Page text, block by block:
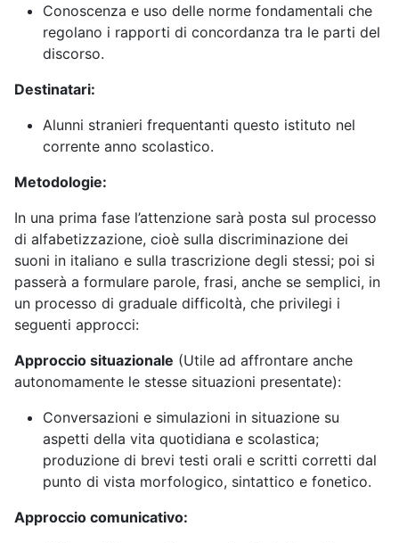
Conoscenza e uso delle norme fondamentali che
regolano i rapporti di concordanza tra le parti del
discorso.
Destinatari:
Alunni stranieri frequentanti questo istituto nel
corrente anno scolastico.
Metodologie:
In una prima fase l’attenzione sarà posta sul processo
di alfabetizzazione, cioè sulla discriminazione dei
suoni in italiano e sulla trascrizione degli stessi; poi si
passerà a formulare parole, frasi, anche se semplici, in
un processo di graduale difficoltà, che privilegi i
seguenti approcci:
Approccio situazionale (Utile ad affrontare anche
autonomamente le stesse situazioni presentate):
Conversazioni e simulazioni in situazione su
aspetti della vita quotidiana e scolastica;
produzione di brevi testi orali e scritti corretti dal
punto di vista morfologico, sintattico e fonetico.
Approccio comunicativo: